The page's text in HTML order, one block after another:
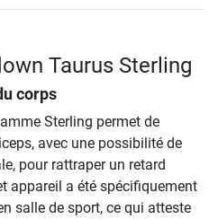
Taurus Sterling
corps
Sterling permet de
avec une possibilité de
pour rattraper un retard
appareil a été spécifiquement
salle de sport, ce qui atteste